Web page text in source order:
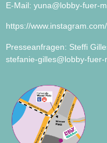
E-Mail: yuna@lobby-fuer-
https://
Presseanfragen: Steffi
stefanie-gilles@lobby-